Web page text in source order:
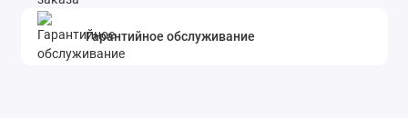
Гарантийное обслуживание